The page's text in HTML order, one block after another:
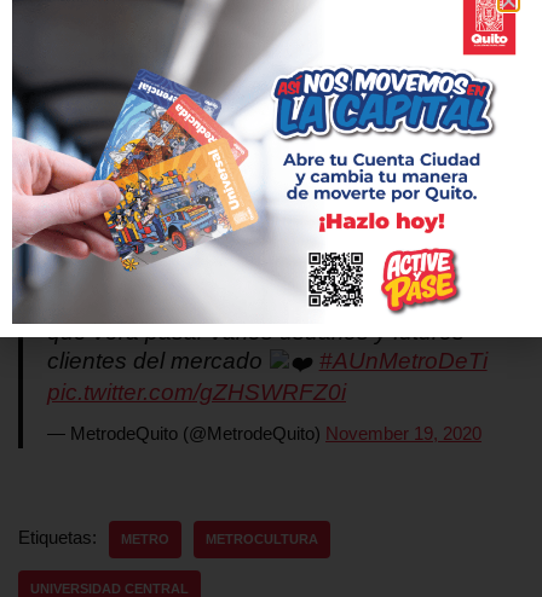
sistema de valores que permita convivir armoniosamente.”
La EPMMQ reafirma su compromiso de construir la obra de
movilidad y transporte más importante de la historia moderna de
la ciudad.
Como parte de la segunda jornada de
MetroTalleres, representantes del mercado
Santa Clara visitaron la estación Universidad
Central. L@s caserit@s conocieron el lugar
que verá pasar varios usuarios y futuros
clientes del mercado
#AUnMetroDeTi
pic.twitter.com/gZHSWRFZ0i
— MetrodeQuito (@MetrodeQuito) November 19, 2020
Etiquetas: METRO METROCULTURA
UNIVERSIDAD CENTRAL